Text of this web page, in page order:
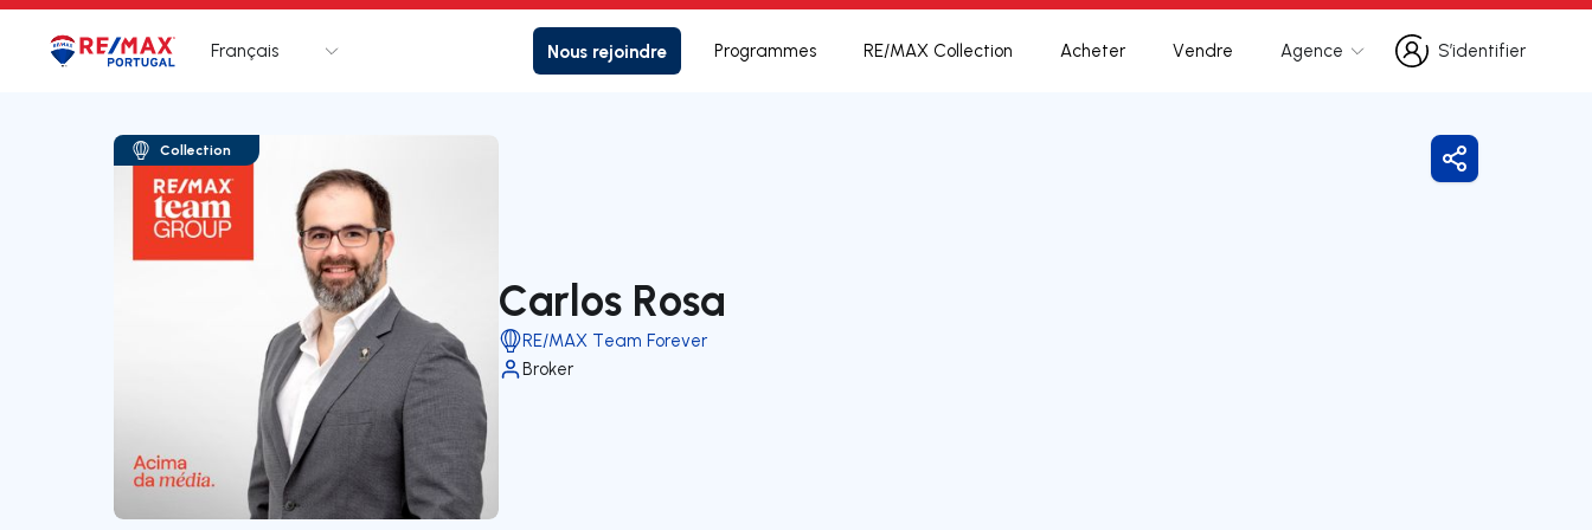
Logo Aller à la page d’accueil
Français Nous rejoindre Programmes RE/MAX Collection Acheter Vendre Agence
S’identifier
S’identifier
Collection
Carlos Rosa
RE/MAX Team Forever
Broker
Partager